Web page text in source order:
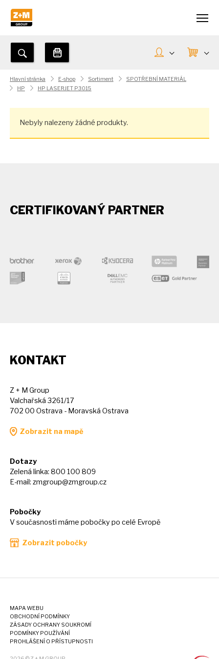
Hlavní stránka E-shop Sortiment
SPOTŘEBNÍ MATERIÁL
HP
HP LASERJET P3015
Nebyly nalezeny žádné produkty.
CERTIFIKOVANÝ PARTNER
KONTAKT
Z + M Group
Valchařská 3261/17
702 00 Ostrava - Moravská Ostrava
Zobrazit na mapě
Dotazy
Zelená linka: 800 100 809
E-mail: zmgroup@zmgroup.cz
Pobočky
V současnosti máme pobočky po celé Evropě
Zobrazit pobočky
MAPA WEBU
OBCHODNÍ PODMÍNKY
ZÁSADY OCHRANY SOUKROMÍ
PODMÍNKY POUŽÍVÁNÍ
PROHLÁŠENÍ O PŘÍSTUPNOSTI